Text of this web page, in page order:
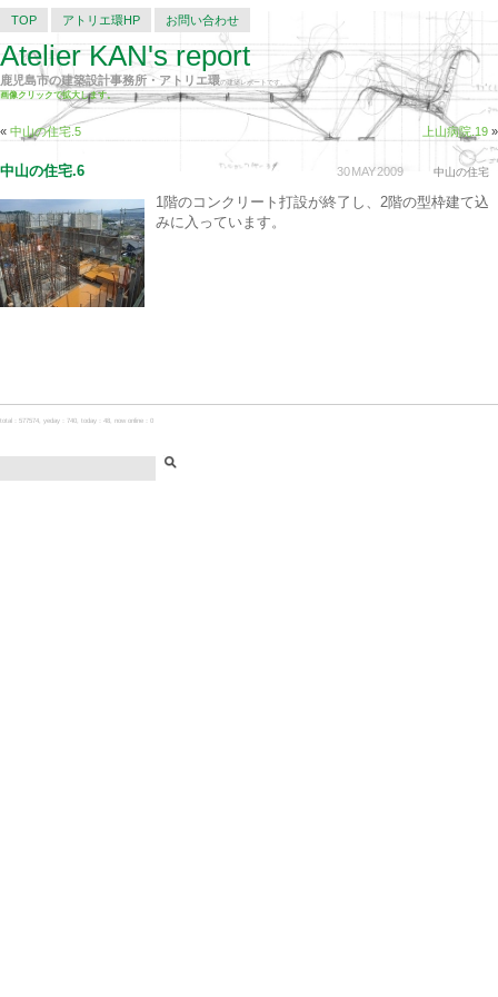
TOP アトリエ環HP お問い合わせ
Atelier KAN's report
鹿児島市の建築設計事務所・アトリエ環の建築レポートです。
画像クリックで拡大します。
« 中山の住宅.5 上山病院.19 »
30MAY2009 中山の住宅
中山の住宅.6
1階のコンクリート打設が終了し、2階の型枠建て込
みに入っています。
total：577574, yeday：740, today：48, now online：0